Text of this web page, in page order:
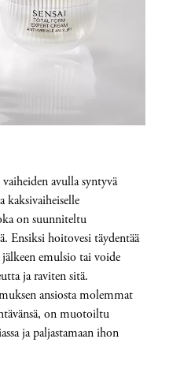
avulla syntyvä
on suunniteltu
Ensiksi hoitovesi täydentää
emulsio tai voide
ja raviten sitä.
ansiosta molemmat
on muotoiltu
ja paljastamaan ihon